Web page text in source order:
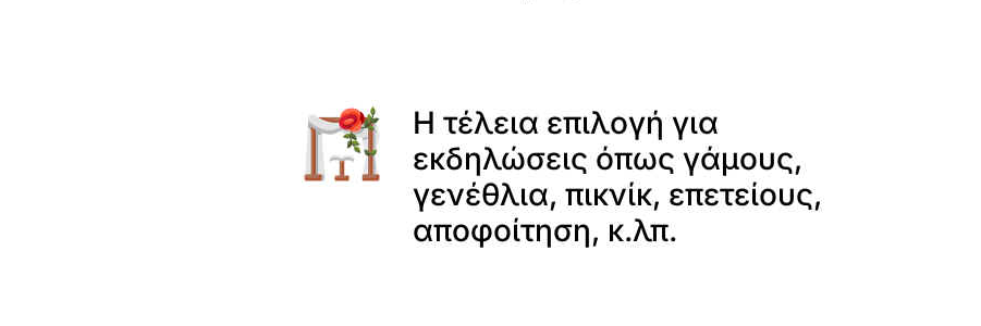
Η τέλεια επιλογή για
εκδηλώσεις όπως γάμους,
γενέθλια, πικνίκ, επετείους,
αποφοίτηση, κ.λπ.